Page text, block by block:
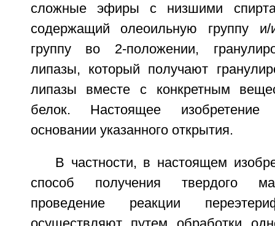
сложные эфиры с низшими
содержащий олеоильную группу и/
группу во 2-положении,
липазы, который получают
липазы вместе с конкретным
белок. Настоящее изобретение
основании указанного открытия.
В частности, в настоящем
способ получения твердого
проведение реакции